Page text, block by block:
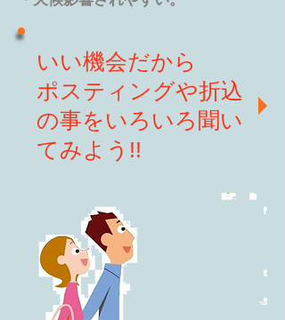
いい機会だから
ポスティングや折込
の事をいろいろ聞い
てみよう!!